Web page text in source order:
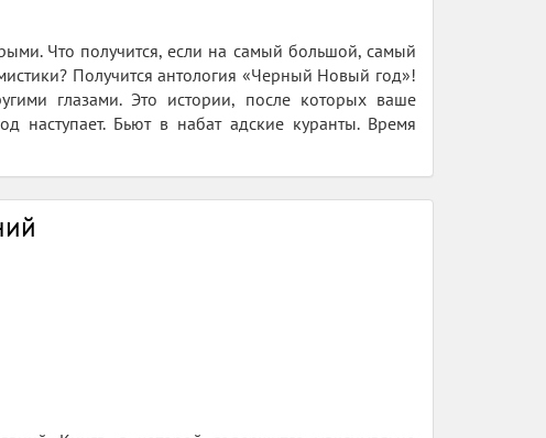
Что получится, если на самый большой, самый
Получится антология «Черный Новый год»!
глазами. Это истории, после которых ваше
наступает. Бьют в набат адские куранты. Время